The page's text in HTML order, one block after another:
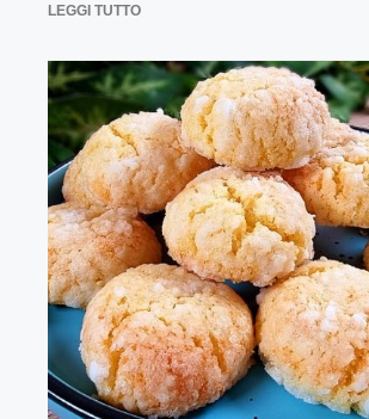
LEGGI TUTTO